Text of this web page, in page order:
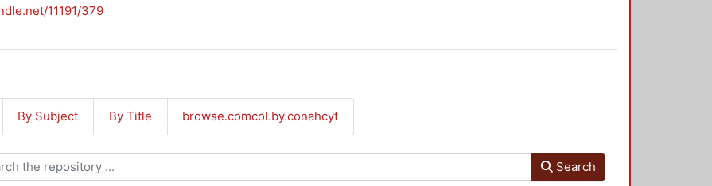
11191/379
By Subject By Title browse.comcol.by.conahcyt
Search